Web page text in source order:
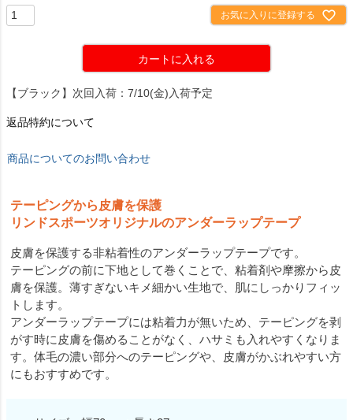
お気に入りに登録する
カートに入れる
【ブラック】次回入荷：7/10(金)入荷予定
返品特約について
商品についてのお問い合わせ
テーピングから皮膚を保護
リンドスポーツオリジナルのアンダーラップテープ
皮膚を保護する非粘着性のアンダーラップテープです。
テーピングの前に下地として巻くことで、粘着剤や摩擦から皮
膚を保護。薄すぎないキメ細かい生地で、肌にしっかりフィッ
トします。
アンダーラップテープには粘着力が無いため、テーピングを剥
がす時に皮膚を傷めることがなく、ハサミも入れやすくなりま
す。体毛の濃い部分へのテーピングや、皮膚がかぶれやすい方
にもおすすめです。